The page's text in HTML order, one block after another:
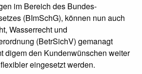
im Bereich des Bundes-
(BImSchG), können nun auch
Wasserrecht und
(BetrSichV) gemanagt
digem den Kundenwünschen weiter
eingesetzt werden.